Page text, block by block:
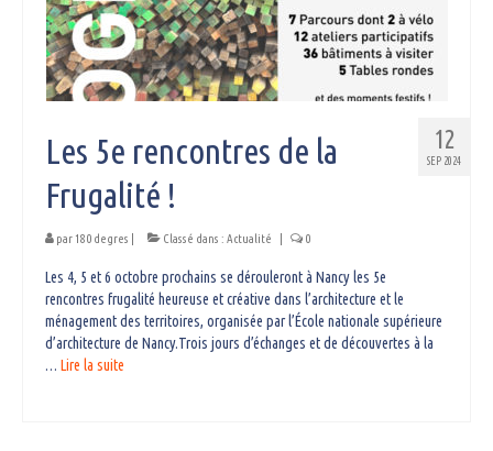
12
SEP 2024
Les 5e rencontres de la
Frugalité !
par 180 degres Classé dans : Actualité 0
Les 4, 5 et 6 octobre prochains se dérouleront à Nancy les 5e
rencontres frugalité heureuse et créative dans l’architecture et le
ménagement des territoires, organisée par l’École nationale supérieure
d’architecture de Nancy.Trois jours d’échanges et de découvertes à la
… Lire la suite­­